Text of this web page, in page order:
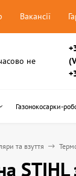
Вакансії
не
Газонокосарки-
та взуття